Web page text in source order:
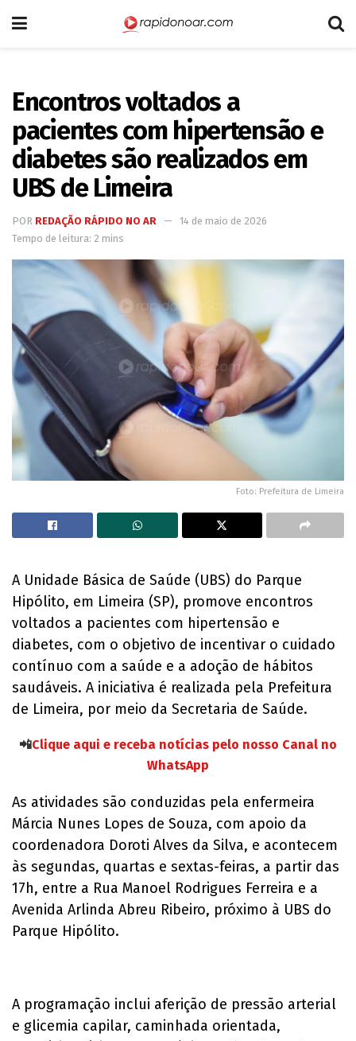
Encontros voltados a
pacientes com hipertensão e
diabetes são realizados em
UBS de Limeira
POR REDAÇÃO RÁPIDO NO AR
14 de maio de 2026
Tempo de leitura: 2 mins
Foto: Prefeitura de Limeira
A Unidade Básica de Saúde (UBS) do Parque
Hipólito, em Limeira (SP), promove encontros
voltados a pacientes com hipertensão e
diabetes, com o objetivo de incentivar o cuidado
contínuo com a saúde e a adoção de hábitos
saudáveis. A iniciativa é realizada pela Prefeitura
de Limeira, por meio da Secretaria de Saúde.
📲Clique aqui e receba notícias pelo nosso Canal no
WhatsApp
As atividades são conduzidas pela enfermeira
Márcia Nunes Lopes de Souza, com apoio da
coordenadora Doroti Alves da Silva, e acontecem
às segundas, quartas e sextas-feiras, a partir das
17h, entre a Rua Manoel Rodrigues Ferreira e a
Avenida Arlinda Abreu Ribeiro, próximo à UBS do
Parque Hipólito.
A programação inclui aferição de pressão arterial
e glicemia capilar, caminhada orientada,